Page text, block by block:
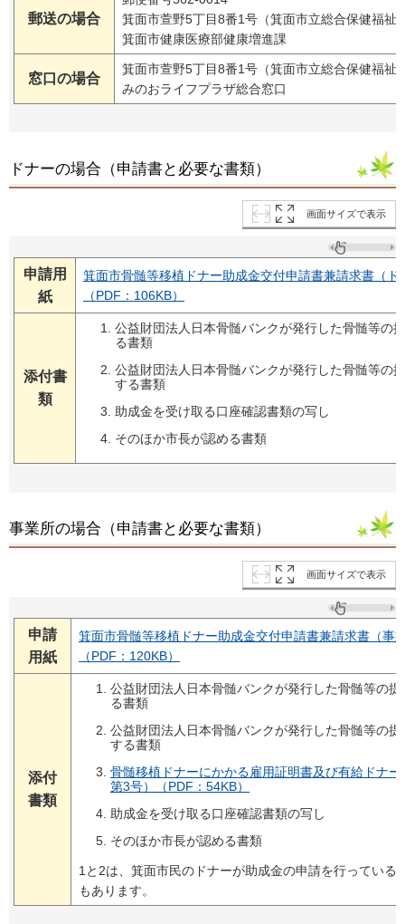
郵送の場合
箕面市萱野5丁目8番1号（箕面市立総合保健福祉
箕面市健康医療部健康増進課
窓口の場合
箕面市萱野5丁目8番1号（箕面市立総合保健福祉
みのおライフプラザ総合窓口
ドナーの場合（申請書と必要な書類）
画面サイズで表示
申請用
紙
箕面市骨髄等移植ドナー助成金交付申請書兼請求書（
（PDF：106KB）
添付書
類
公益財団法人日本骨髄バンクが発行した骨髄等の
る書類
公益財団法人日本骨髄バンクが発行した骨髄等の
する書類
助成金を受け取る口座確認書類の写し
そのほか市長が認める書類
事業所の場合（申請書と必要な書類）
画面サイズで表示
申請
用紙
箕面市骨髄等移植ドナー助成金交付申請書兼請求書（事
（PDF：120KB）
添付
書類
公益財団法人日本骨髄バンクが発行した骨髄等の
る書類
公益財団法人日本骨髄バンクが発行した骨髄等の
する書類
骨髄移植ドナーにかかる雇用証明書及び有給ドナ
第3号）（PDF：54KB）
助成金を受け取る口座確認書類の写し
そのほか市長が認める書類
1と2は、箕面市民のドナーが助成金の申請を行っている
もあります。